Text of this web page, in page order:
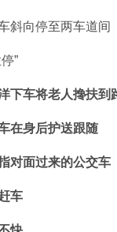
斜向停至两车道间
”
下车将老人搀扶到
在身后护送跟随
对面过来的公交车
车